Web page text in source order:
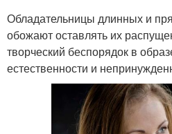
Обладательницы длинных и
обожают оставлять их
творческий беспорядок в
естественности и